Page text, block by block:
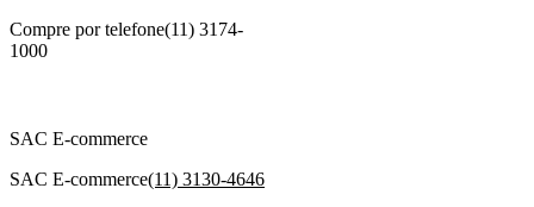
Compre por telefone(11) 3174-
1000
SAC E-commerce
SAC E-commerce(11) 3130-4646